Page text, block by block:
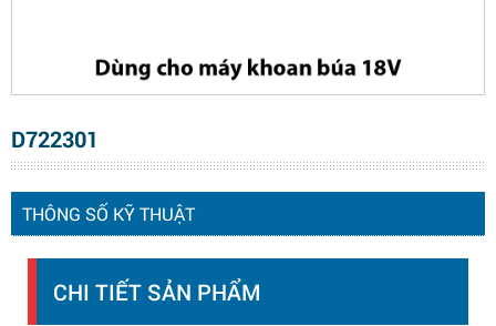
D722301
THÔNG SỐ KỸ THUẬT
CHI TIẾT SẢN PHẨM